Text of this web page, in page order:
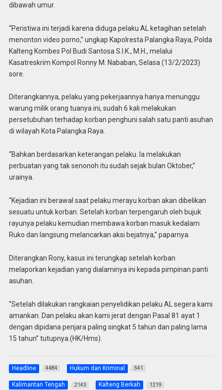
dibawah umur.
“Peristiwa ini terjadi karena diduga pelaku AL ketagihan setelah
menonton video porno,” ungkap Kapolresta Palangka Raya, Polda
Kalteng Kombes Pol Budi Santosa S.I.K., M.H., melalui
Kasatreskrim Kompol Ronny M. Nababan, Selasa (13/2/2023)
sore.
Diterangkannya, pelaku yang pekerjaannya hanya menunggu
warung milik orang tuanya ini, sudah 6 kali melakukan
persetubuhan terhadap korban penghuni salah satu panti asuhan
di wilayah Kota Palangka Raya.
“Bahkan berdasarkan keterangan pelaku. Ia melakukan
perbuatan yang tak senonoh itu sudah sejak bulan Oktober,”
urainya.
“Kejadian ini berawal saat pelaku merayu korban akan dibelikan
sesuatu untuk korban. Setelah korban terpengaruh oleh bujuk
rayunya pelaku kemudian membawa korban masuk kedalam
Ruko dan langsung melancarkan aksi bejatnya,” paparnya.
Diterangkan Rony, kasus ini terungkap setelah korban
melaporkan kejadian yang dialaminya ini kepada pimpinan panti
asuhan.
“Setelah dilakukan rangkaian penyelidikan pelaku AL segera kami
amankan. Dan pelaku akan kami jerat dengan Pasal 81 ayat 1
dengan dipidana penjara paling singkat 5 tahun dan paling lama
15 tahun” tutupnya.(HK/Hms).
Headline 4484 Hukum dan Kriminal 541
Kalimantan Tengah 2143 Kalteng Berkah 1219